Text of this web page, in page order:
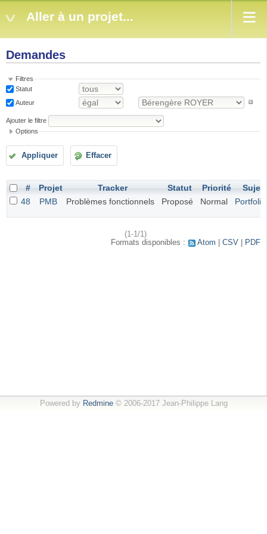
Aller à un projet...
Demandes
Filtres
Statut
Auteur
Ajouter le filtre
Options
Appliquer Effacer
# Projet Tracker Statut Priorité
Sujet
48
PMB Problèmes fonctionnels Proposé Normal Portfolio
(1-1/1)
Formats disponibles :
Atom CSV PDF
Powered by Redmine© 2006-2017 Jean-Philippe Lang